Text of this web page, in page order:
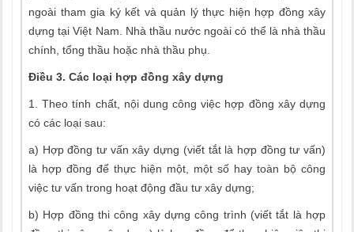
ngoài tham gia ký kết và quản lý thực hiện hợp đồng xây
dựng tại Việt Nam. Nhà thầu nước ngoài có thể là nhà thầu
chính, tổng thầu hoặc nhà thầu phụ.
Điều 3. Các loại hợp đồng xây dựng
1. Theo tính chất, nội dung công việc hợp đồng xây dựng
có các loại sau:
a) Hợp đồng tư vấn xây dựng (viết tắt là hợp đồng tư vấn)
là hợp đồng để thực hiện một, một số hay toàn bộ công
việc tư vấn trong hoạt động đầu tư xây dựng;
b) Hợp đồng thi công xây dựng công trình (viết tắt là hợp